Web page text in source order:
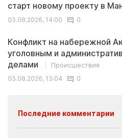
старт новому проекту в
03.08.2026, 14:00
0
Конфликт на набережной
уголовным и
делами
Происшествия
03.08.2026, 13:04
0
Последние комментарии